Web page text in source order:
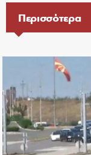
Περισσότερα